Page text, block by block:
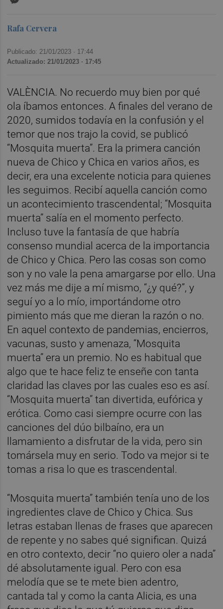
Rafa Cervera
Publicado: 21/01/2023 · 17:44
Actualizado: 21/01/2023 · 17:45
VALÈNCIA. No recuerdo muy bien por qué
ola íbamos entonces. A finales del verano de
2020, sumidos todavía en la confusión y el
temor que nos trajo la covid, se publicó
“Mosquita muerta”. Era la primera canción
nueva de Chico y Chica en varios años, es
decir, era una excelente noticia para quienes
les seguimos. Recibí aquella canción como
un acontecimiento trascendental; “Mosquita
muerta” salía en el momento perfecto.
Incluso tuve la fantasía de que habría
consenso mundial acerca de la importancia
de Chico y Chica. Pero las cosas son como
son y no vale la pena amargarse por ello. Una
vez más me dije a mí mismo, “¿y qué?”, y
seguí yo a lo mío, importándome otro
pimiento más que me dieran la razón o no.
En aquel contexto de pandemias, encierros,
vacunas, susto y amenaza, “Mosquita
muerta” era un premio. No es habitual que
algo que te hace feliz te enseñe con tanta
claridad las claves por las cuales eso es así.
“Mosquita muerta” tan divertida, eufórica y
erótica. Como casi siempre ocurre con las
canciones del dúo bilbaíno, era un
llamamiento a disfrutar de la vida, pero sin
tomársela muy en serio. Todo va mejor si te
tomas a risa lo que es trascendental.
“Mosquita muerta” también tenía uno de los
ingredientes clave de Chico y Chica. Sus
letras estaban llenas de frases que aparecen
de repente y no sabes qué significan. Quizá
en otro contexto, decir “no quiero oler a nada”
dé absolutamente igual. Pero con esa
melodía que se te mete bien adentro,
cantada tal y como la canta Alicia, es una